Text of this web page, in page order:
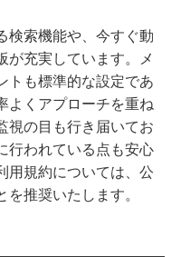
検索機能や、今すぐ動
が充実しています。メ
トも標準的な設定であ
よくアプローチを重ね
視の目も行き届いてお
行われている点も安心
用規約については、公
推奨いたします。